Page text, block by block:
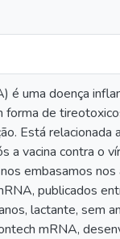
é uma doença
de
Está
a vacina contra o
embasamos
publicados
lactante, sem
mRNA,